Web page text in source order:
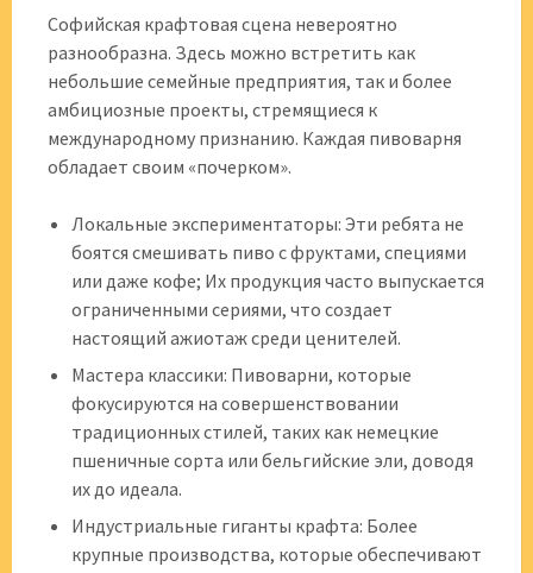
Софийская крафтовая сцена невероятно
разнообразна. Здесь можно встретить как
небольшие семейные предприятия, так и более
амбициозные проекты, стремящиеся к
международному признанию. Каждая пивоварня
обладает своим «почерком».
Локальные экспериментаторы: Эти ребята не
боятся смешивать пиво с фруктами, специями
или даже кофе; Их продукция часто выпускается
ограниченными сериями, что создает
настоящий ажиотаж среди ценителей.
Мастера классики: Пивоварни, которые
фокусируются на совершенствовании
традиционных стилей, таких как немецкие
пшеничные сорта или бельгийские эли, доводя
их до идеала.
Индустриальные гиганты крафта: Более
крупные производства, которые обеспечивают